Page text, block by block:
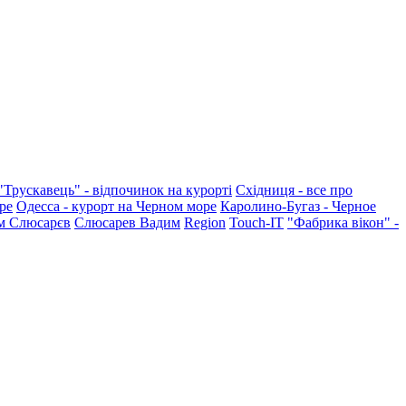
- відпочинок на курорті Східниця - все про
Одесса - курорт на Черном море Каролино-Бугаз - Черное
Слюсарєв Слюсарев Вадим Region Touch-IT "Фабрика вікон" -